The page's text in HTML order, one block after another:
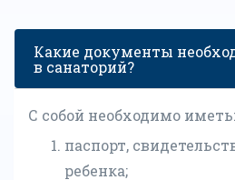
Какие документы
в санаторий?
С собой необходимо иметь:
паспорт,
ребенка;